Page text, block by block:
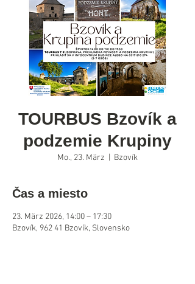
TOURBUS Bzovík a
podzemie Krupiny
Mo., 23. März Bzovík
Čas a miesto
23. März 2026, 14:00 – 17:30
Bzovík, 962 41 Bzovík, Slovensko